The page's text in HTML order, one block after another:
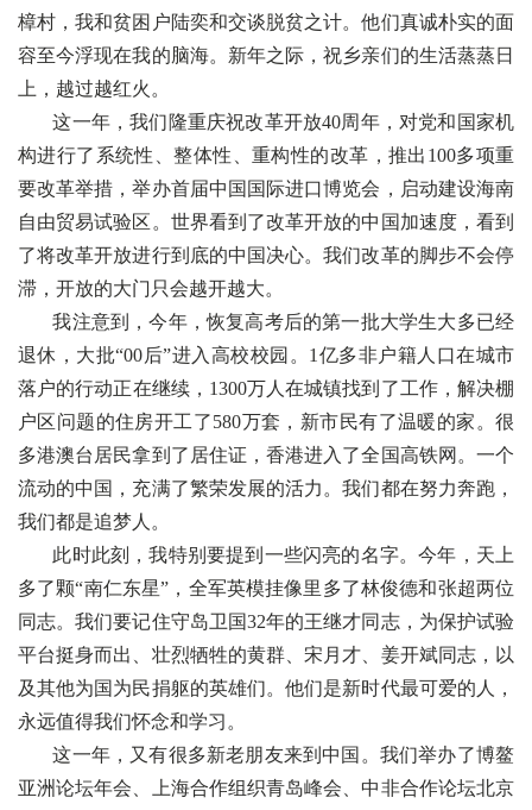
樟村，我和贫困户陆奕和交谈脱贫之计。他们真诚朴实的面
容至今浮现在我的脑海。新年之际，祝乡亲们的生活蒸蒸日
上，越过越红火。
这一年，我们隆重庆祝改革开放40周年，对党和国家机
构进行了系统性、整体性、重构性的改革，推出100多项重
要改革举措，举办首届中国国际进口博览会，启动建设海南
自由贸易试验区。世界看到了改革开放的中国加速度，看到
了将改革开放进行到底的中国决心。我们改革的脚步不会停
滞，开放的大门只会越开越大。
我注意到，今年，恢复高考后的第一批大学生大多已经
退休，大批“00后”进入高校校园。1亿多非户籍人口在城市
落户的行动正在继续，1300万人在城镇找到了工作，解决棚
户区问题的住房开工了580万套，新市民有了温暖的家。很
多港澳台居民拿到了居住证，香港进入了全国高铁网。一个
流动的中国，充满了繁荣发展的活力。我们都在努力奔跑，
我们都是追梦人。
此时此刻，我特别要提到一些闪亮的名字。今年，天上
多了颗“南仁东星”，全军英模挂像里多了林俊德和张超两位
同志。我们要记住守岛卫国32年的王继才同志，为保护试验
平台挺身而出、壮烈牺牲的黄群、宋月才、姜开斌同志，以
及其他为国为民捐躯的英雄们。他们是新时代最可爱的人，
永远值得我们怀念和学习。
这一年，又有很多新老朋友来到中国。我们举办了博鳌
亚洲论坛年会、上海合作组织青岛峰会、中非合作论坛北京